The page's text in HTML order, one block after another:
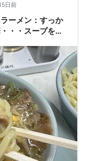
日前
ーメン：すっか
・・スープを啜